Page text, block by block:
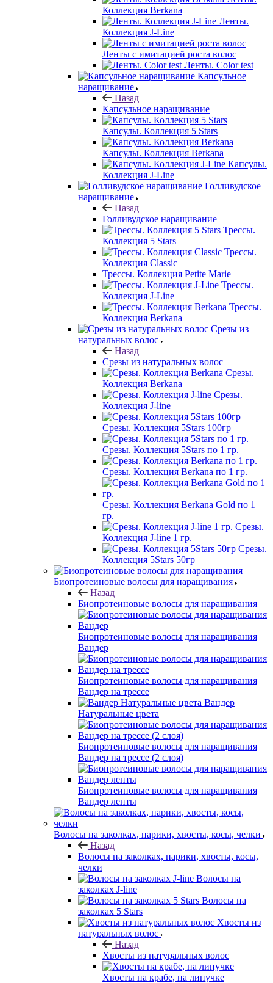
Коллекция Berkana
Ленты.
Коллекция J-Line
Ленты с имитацией роста волос
Ленты. Color test
Капсульное
наращивание
Назад
Капсульное наращивание
Капсулы. Коллекция 5 Stars
Капсулы. Коллекция Berkana
Капсулы.
Коллекция J-Line
Голливудское
наращивание
Назад
Голливудское наращивание
Трессы.
Коллекция 5 Stars
Трессы.
Коллекция Classic
Трессы. Коллекция Petite Marie
Трессы.
Коллекция J-Line
Трессы.
Коллекция Berkana
Срезы из
натуральных волос
Назад
Срезы из натуральных волос
Срезы.
Коллекция Berkana
Срезы.
Коллекция J-line
Срезы. Коллекция 5Stars 100гр
Срезы. Коллекция 5Stars по 1 гр.
Срезы. Коллекция Berkana по 1 гр.
Срезы. Коллекция Berkana Gold по 1
гр.
Срезы.
Коллекция J-line 1 гр.
Срезы.
Коллекция 5Stars 50гр
Биопротеиновые волосы для наращивания
Назад
Биопротеиновые волосы для наращивания
Биопротеиновые волосы для наращивания
Вандер
Биопротеиновые волосы для наращивания
Вандер на трессе
Вандер
Натуральные цвета
Биопротеиновые волосы для наращивания
Вандер на трессе (2 слоя)
Биопротеиновые волосы для наращивания
Вандер ленты
Волосы на заколках, парики, хвосты, косы, челки
Назад
Волосы на заколках, парики, хвосты, косы,
челки
Волосы на
заколках J-line
Волосы на
заколках 5 Stars
Хвосты из
натуральных волос
Назад
Хвосты из натуральных волос
Хвосты на крабе, на липучке